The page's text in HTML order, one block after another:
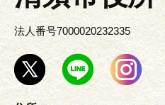
法人番号7000020232335